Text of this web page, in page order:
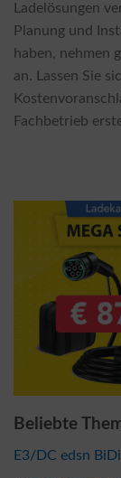
Ladelösungen
Planung und
haben, nehmen
an. Lassen Sie
Fachbetrieb
Beliebte
E3/DC edsn